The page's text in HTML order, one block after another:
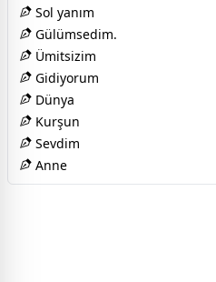
Sol yanım
Gülümsedim.
Ümitsizim
Gidiyorum
Dünya
Kurşun
Sevdim
Anne